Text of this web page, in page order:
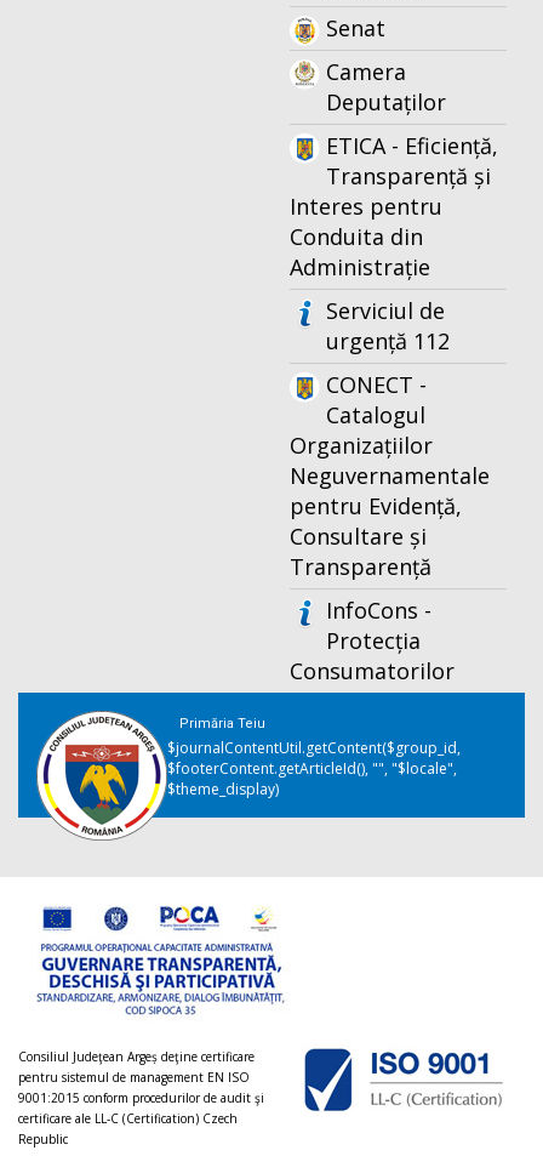
Senat
Camera
Deputaților
ETICA - Eficiență,
Transparență și
Interes pentru
Conduita din
Administrație
Serviciul de
urgență 112
CONECT -
Catalogul
Organizațiilor
Neguvernamentale
pentru Evidență,
Consultare și
Transparență
InfoCons -
Protecția
Consumatorilor
Primăria Teiu
$journalContentUtil.getContent($group_id,
$footerContent.getArticleId(), "", "$locale",
$theme_display)
Consiliul Judeţean Argeș deţine certificare
pentru sistemul de management EN ISO
9001:2015 conform procedurilor de audit şi
certificare ale LL-C (Certification) Czech
Republic